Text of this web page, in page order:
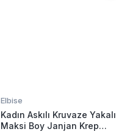
Elbise
Kadın Askılı Kruvaze Yakalı
Maksi Boy Janjan Krep